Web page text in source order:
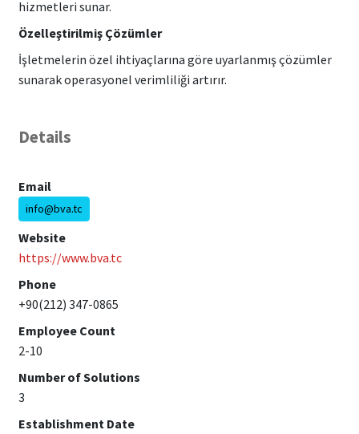
hizmetleri sunar.
Özelleştirilmiş Çözümler
İşletmelerin özel ihtiyaçlarına göre uyarlanmış çözümler
sunarak operasyonel verimliliği artırır.
Details
Email
info@bva.tc
Website
https://www.bva.tc
Phone
+90(212) 347-0865
Employee Count
2-10
Number of Solutions
3
Establishment Date